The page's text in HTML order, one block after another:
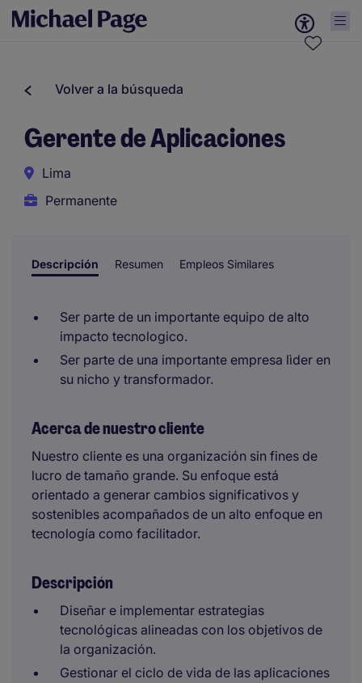
Volver a la búsqueda
Gerente de Aplicaciones
Lima
Permanente
Descripción Resumen Empleos Similares
Ser parte de un importante equipo de alto
impacto tecnologico.
Ser parte de una importante empresa lìder en
su nicho y transformador.
Acerca de nuestro cliente
Nuestro cliente es una organización sin fines de
lucro de tamaño grande. Su enfoque está
orientado a generar cambios significativos y
sostenibles acompañados de un alto enfoque en
tecnología como facilitador.
Descripción
Diseñar e implementar estrategias
tecnológicas alineadas con los objetivos de
la organización.
Gestionar el ciclo de vida de las aplicaciones